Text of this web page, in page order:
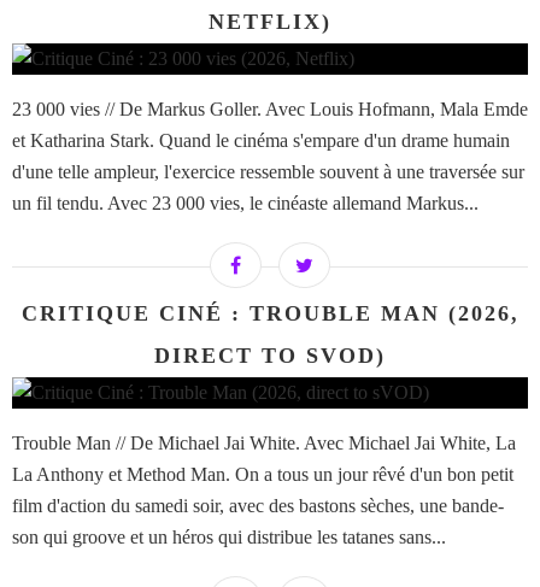
NETFLIX)
23 000 vies // De Markus Goller. Avec Louis Hofmann, Mala Emde
et Katharina Stark. Quand le cinéma s'empare d'un drame humain
d'une telle ampleur, l'exercice ressemble souvent à une traversée sur
un fil tendu. Avec 23 000 vies, le cinéaste allemand Markus...
CRITIQUE CINÉ : TROUBLE MAN (2026,
DIRECT TO SVOD)
Trouble Man // De Michael Jai White. Avec Michael Jai White, La
La Anthony et Method Man. On a tous un jour rêvé d'un bon petit
film d'action du samedi soir, avec des bastons sèches, une bande-
son qui groove et un héros qui distribue les tatanes sans...